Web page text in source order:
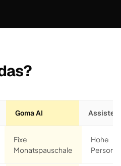
Goma AI Assistent
Fixe
Monatspauschale
Hohe